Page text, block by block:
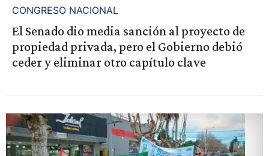
CONGRESO NACIONAL
El Senado dio media sanción al proyecto de
propiedad privada, pero el Gobierno debió
ceder y eliminar otro capítulo clave